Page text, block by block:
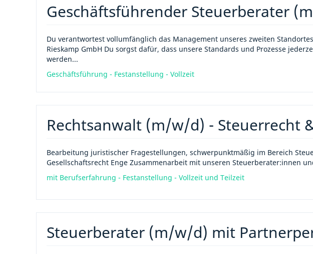
Geschäftsführender Steuerberater
Du verantwortest vollumfänglich das Management unseres zweiten
Rieskamp GmbH Du sorgst dafür, dass unsere Standards und Prozesse
werden...
Geschäftsführung - Festanstellung - Vollzeit
Rechtsanwalt (m/w/d) - Steuerrecht
Bearbeitung juristischer Fragestellungen, schwerpunktmäßig im Bereich
Gesellschaftsrecht Enge Zusammenarbeit mit unseren Steuerberater:innen
mit Berufserfahrung - Festanstellung - Vollzeit und Teilzeit
Steuerberater (m/w/d) mit